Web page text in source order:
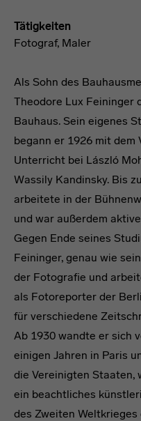
Tätigkeiten
Fotograf, Maler
Als Sohn des
Theodore Lux Feininger
Bauhaus. Sein eigenes
begann er 1926 mit dem
Unterricht bei László
Wassily Kandinsky. Bis
arbeitete in der
und war außerdem
Gegen Ende seines
Feininger, genau wie
der Fotografie und
als Fotoreporter der
für verschiedene
Ab 1930 wandte er sich
einigen Jahren in Paris
die Vereinigten Staaten,
ein beachtliches
des Zweiten